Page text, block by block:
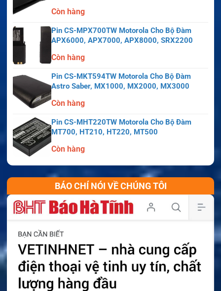
Còn hàng
Pin CS-MPX700TW Motorola Cho Bộ Đàm
APX6000, APX7000, APX8000, SRX2200
Còn hàng
Pin CS-MKT594TW Motorola Cho Bộ Đàm
Astro Saber, MX1000, MX2000, MX3000
Còn hàng
Pin CS-MHT220TW Motorola Cho Bộ Đàm
MT700, HT210, HT220, MT500
Còn hàng
BÁO CHÍ NÓI VỀ CHÚNG TÔI